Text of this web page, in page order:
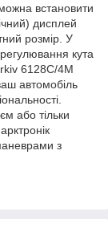
встановити
дисплей
розмір. У
кута
6128C/4M
автомобіль
або тільки
з